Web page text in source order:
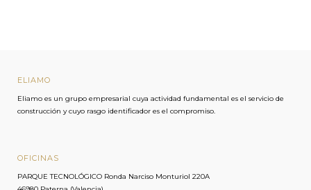
ELIAMO
Eliamo es un grupo empresarial cuya actividad fundamental es el servicio de
construcción y cuyo rasgo identificador es el compromiso.
OFICINAS
PARQUE TECNOLÓGICO Ronda Narciso Monturiol 220A
Eliamo-Bot · Eliamo
En línea · Responde al instante